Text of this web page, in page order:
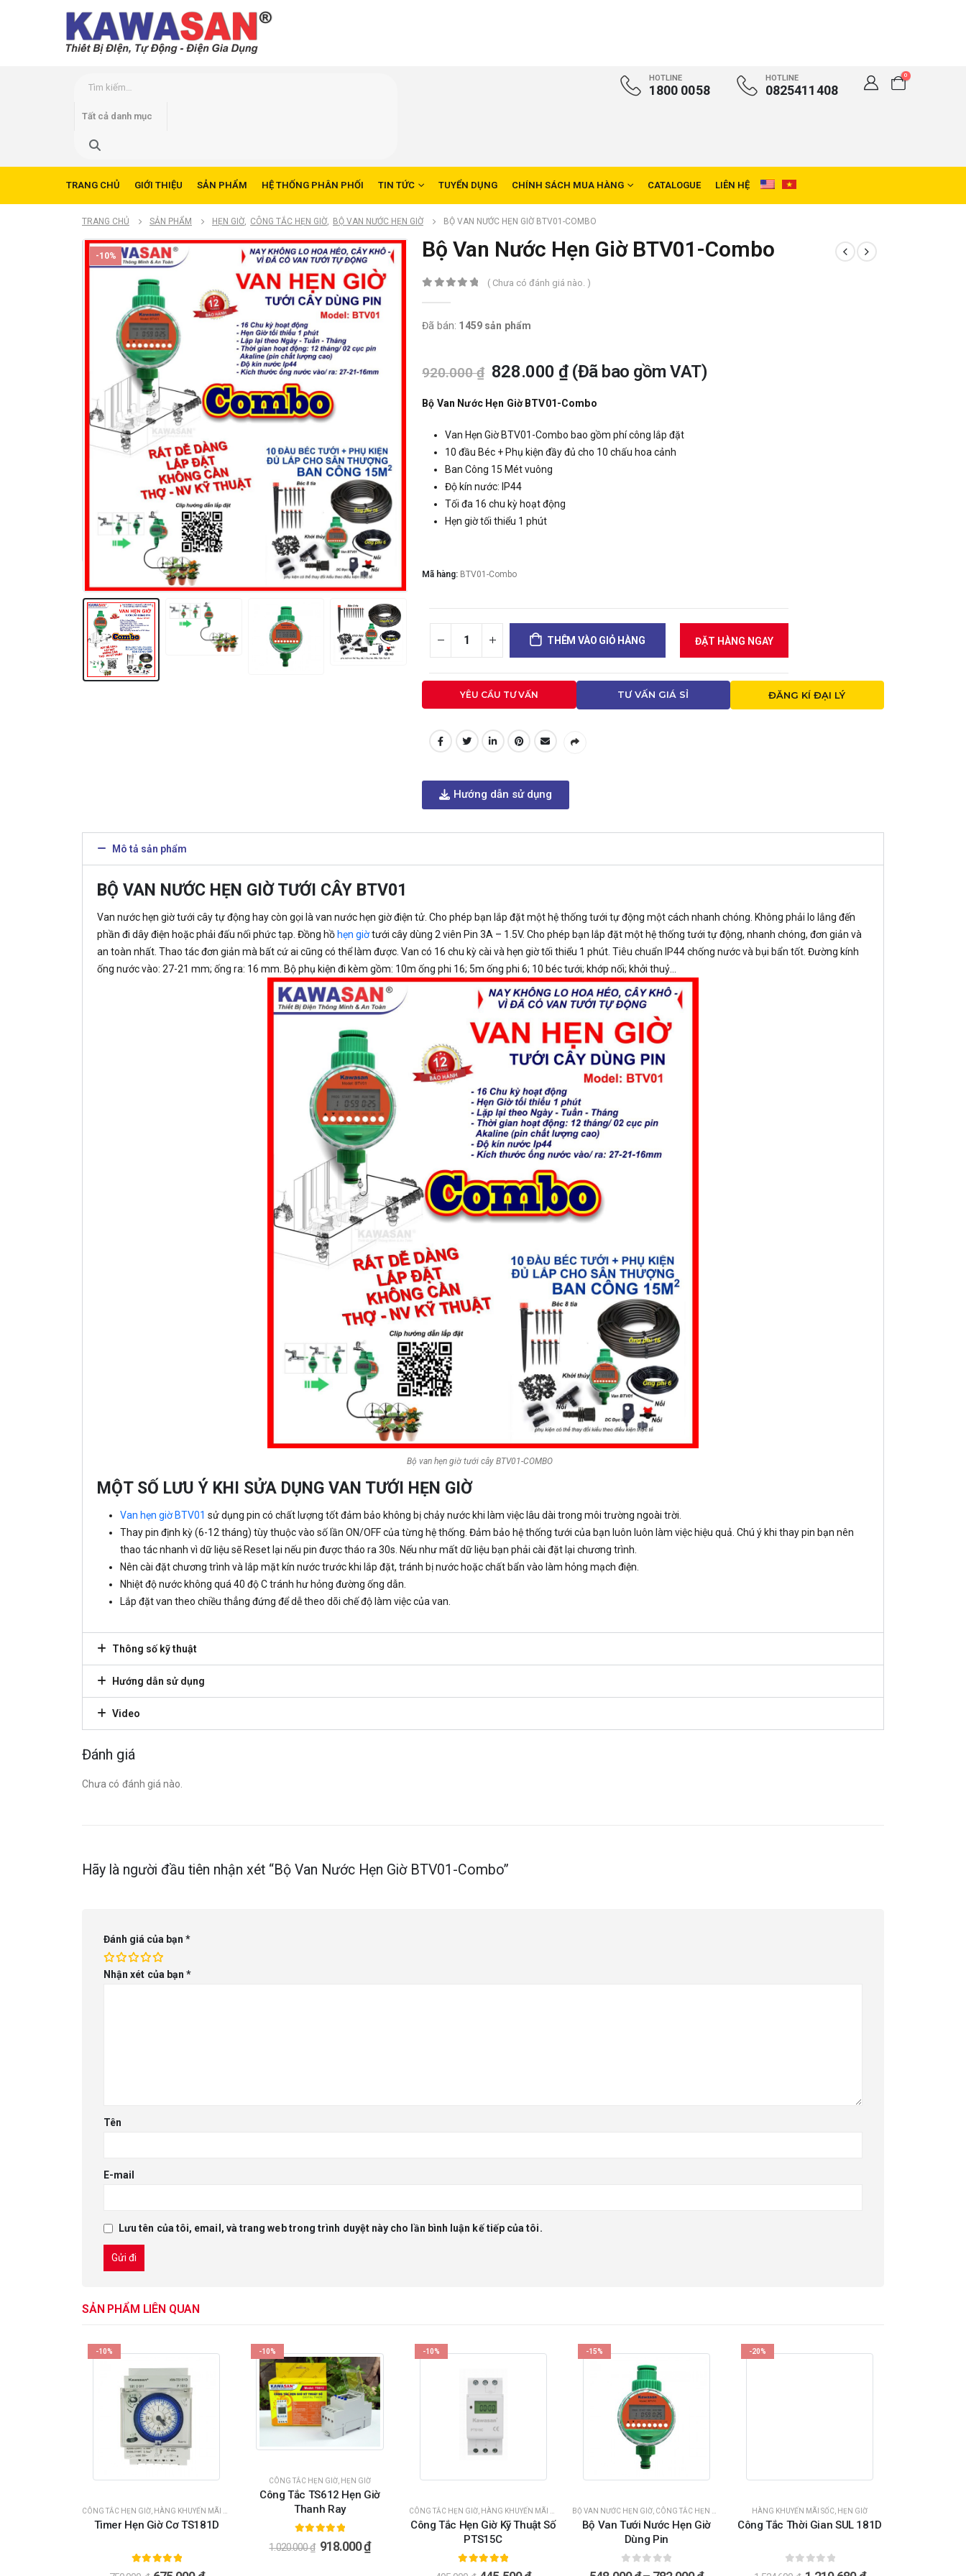
HOTLINE
1800 0058
HOTLINE
0825411408
0
TRANG CHỦ GIỚI THIỆU SẢN PHẨM HỆ THỐNG PHÂN PHỐI TIN TỨC TUYỂN DỤNG CHÍNH SÁCH MUA HÀNG CATALOGUE LIÊN HỆ
TRANG CHỦ SẢN PHẨM HẸN GIỜ, CÔNG TẮC HẸN GIỜ, BỘ VAN NƯỚC HẸN GIỜ BỘ VAN NƯỚC HẸN GIỜ BTV01-COMBO
-10% Bộ Van Nước Hẹn Giờ BTV01-Combo
( Chưa có đánh giá nào. )
Đã bán: 1459 sản phẩm
920.000₫ 828.000₫(Đã bao gồm VAT)
Bộ Van Nước Hẹn Giờ BTV01-Combo
Van Hẹn Giờ BTV01-Combo bao gồm phí công lắp đặt
10 đầu Béc + Phụ kiện đầy đủ cho 10 chấu hoa cảnh
Ban Công 15 Mét vuông
Độ kín nước: IP44
Tối đa 16 chu kỳ hoạt động
Hẹn giờ tối thiểu 1 phút
Mã hàng: BTV01-Combo
THÊM VÀO GIỎ HÀNG ĐẶT HÀNG NGAY
YÊU CẦU TƯ VẤN TƯ VẤN GIÁ SỈ ĐĂNG KÍ ĐẠI LÝ
Hướng dẫn sử dụng
Mô tả sản phẩm
BỘ VAN NƯỚC HẸN GIỜ TƯỚI CÂY BTV01
Van nước hẹn giờ tưới cây tự động hay còn gọi là van nước hẹn giờ điện tử. Cho phép bạn lắp đặt một hệ thống tưới tự động một cách nhanh chóng. Không phải lo lắng đến
phần đi dây điện hoặc phải đấu nối phức tạp. Đồng hồ hẹn giờtưới cây dùng 2 viên Pin 3A – 1.5V. Cho phép bạn lắp đặt một hệ thống tưới tự động, nhanh chóng, đơn giản và
an toàn nhất. Thao tác đơn giản mà bất cứ ai cũng có thể làm được. Van có 16 chu kỳ cài và hẹn giờ tối thiểu 1 phút. Tiêu chuẩn IP44 chống nước và bụi bẩn tốt. Đường kính
ống nước vào: 27-21 mm; ống ra: 16 mm. Bộ phụ kiện đi kèm gồm: 10m ống phi 16; 5m ống phi 6; 10 béc tưới; khớp nối; khởi thuỷ…
Bộ van hẹn giờ tưới cây BTV01-COMBO
MỘT SỐ LƯU Ý KHI SỬA DỤNG VAN TƯỚI HẸN GIỜ
Van hẹn giờ BTV01 sử dụng pin có chất lượng tốt đảm bảo không bị chảy nước khi làm việc lâu dài trong môi trường ngoài trời.
Thay pin định kỳ (6-12 tháng) tùy thuộc vào số lần ON/OFF của từng hệ thống. Đảm bảo hệ thống tưới của bạn luôn luôn làm việc hiệu quả. Chú ý khi thay pin bạn nên
thao tác nhanh vì dữ liệu sẽ Reset lại nếu pin được tháo ra 30s. Nếu như mất dữ liệu bạn phải cài đặt lại chương trình.
Nên cài đặt chương trình và lắp mặt kín nước trước khi lắp đặt, tránh bị nước hoặc chất bẩn vào làm hỏng mạch điện.
Nhiệt độ nước không quá 40 độ C tránh hư hỏng đường ống dẫn.
Lắp đặt van theo chiều thẳng đứng để dễ theo dõi chế độ làm việc của van.
Thông số kỹ thuật
Hướng dẫn sử dụng
Video
Đánh giá
Chưa có đánh giá nào.
Hãy là người đầu tiên nhận xét “Bộ Van Nước Hẹn Giờ BTV01-Combo”
Đánh giá của bạn *
Nhận xét của bạn*
Tên
E-mail
Lưu tên của tôi, email, và trang web trong trình duyệt này cho lần bình luận kế tiếp của tôi.
SẢN PHẨM LIÊN QUAN
-10%
CÔNG TẮC HẸN GIỜ HÀNG KHUYẾN MÃI SỐC
Timer Hẹn Giờ Cơ TS181D
ngoài 5
-10%
CÔNG TẮC HẸN GIỜ, HẸN GIỜ
Công Tắc TS612 Hẹn Giờ
Thanh Ray
ngoài 5
1.020.000₫ 918.000₫
-10%
CÔNG TẮC HẸN GIỜ, HÀNG KHUYẾN MÃI SỐC HẸN GIỜ
Công Tắc Hẹn Giờ Kỹ Thuật Số
PTS15C
ngoài 5
-15%
BỘ VAN NƯỚC HẸN GIỜ, CÔNG TẮC HẸN GIỜ HÀNG KHUYẾN MÃI SỐC,HẸN GIỜ
Bộ Van Tưới Nước Hẹn Giờ
Dùng Pin
0ngoài 5
-20%
HÀNG KHUYẾN MÃI SỐC HẸN GIỜ
Công Tắc Thời Gian SUL 181D
ngoài 5